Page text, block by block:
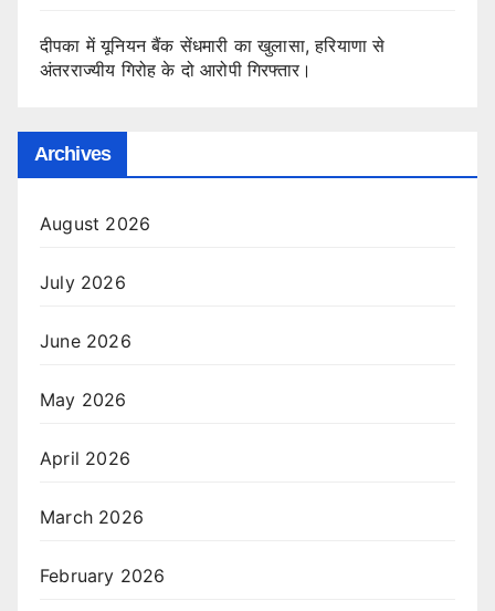
दीपका में यूनियन बैंक सेंधमारी का खुलासा, हरियाणा से
अंतरराज्यीय गिरोह के दो आरोपी गिरफ्तार।
Archives
August 2026
July 2026
June 2026
May 2026
April 2026
March 2026
February 2026